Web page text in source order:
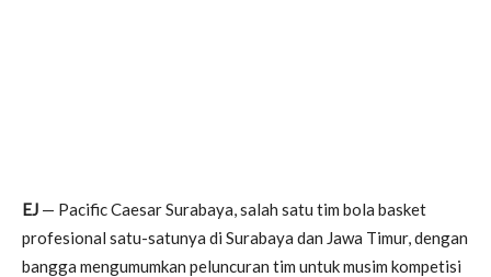
EJ — Pacific Caesar Surabaya, salah satu tim bola basket
profesional satu-satunya di Surabaya dan Jawa Timur, dengan
bangga mengumumkan peluncuran tim untuk musim kompetisi